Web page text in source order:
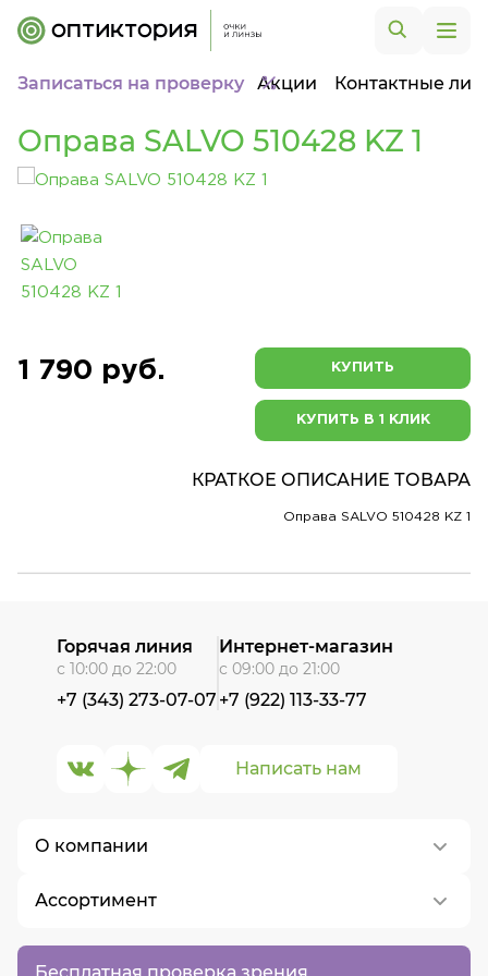
Записаться на проверку Акции Контактные
Оправа SALVO 510428 KZ 1
1 790 руб. КУПИТЬ
КУПИТЬ В 1 КЛИК
КРАТКОЕ ОПИСАНИЕ ТОВАРА
Оправа SALVO 510428 KZ 1
Бесплатная проверка зрения
О компании
О нас
Контакты
Ассортимент
Написать нам
Горячая линия
с 10:00 до 22:00
+7 (343) 273-07-07
Интернет-магазин
с 09:00 до 21:00
+7 (922) 113-33-77